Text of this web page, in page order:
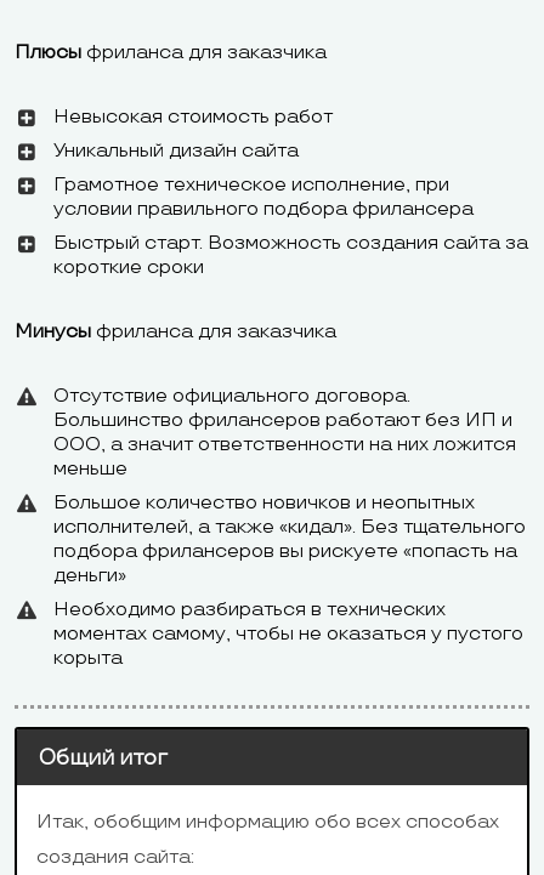
редирект,
5),
позиций в
экспорт
Интеграция с
CRM
Нет Нет
Интеграция с
системами
аналитики
Google
Analytics,
Яндекс.Метрика,
встроенная
Плюсы фриланса для заказчика
Невысокая стоимость работ
Уникальный дизайн сайта
Грамотное техническое исполнение, при
условии правильного подбора фрилансера
Быстрый старт. Возможность создания сайта за
короткие сроки
Минусы фриланса для заказчика
Отсутствие официального договора.
Большинство фрилансеров работают без ИП и
ООО, а значит ответственности на них ложится
меньше
Большое количество новичков и неопытных
исполнителей, а также «кидал». Без тщательного
подбора фрилансеров вы рискуете «попасть на
деньги»
Необходимо разбираться в технических
моментах самому, чтобы не оказаться у пустого
корыта
Общий итог
Итак, обобщим информацию обо всех способах
создания сайта: